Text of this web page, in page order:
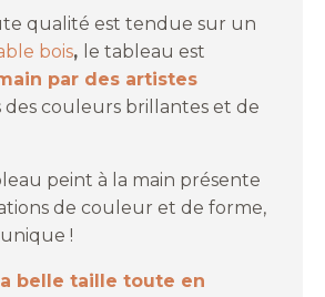
qualité est tendue sur un
bois, le tableau est
par des artistes
des couleurs brillantes et de
peint à la main présente
de couleur et de forme,
!
belle taille toute en